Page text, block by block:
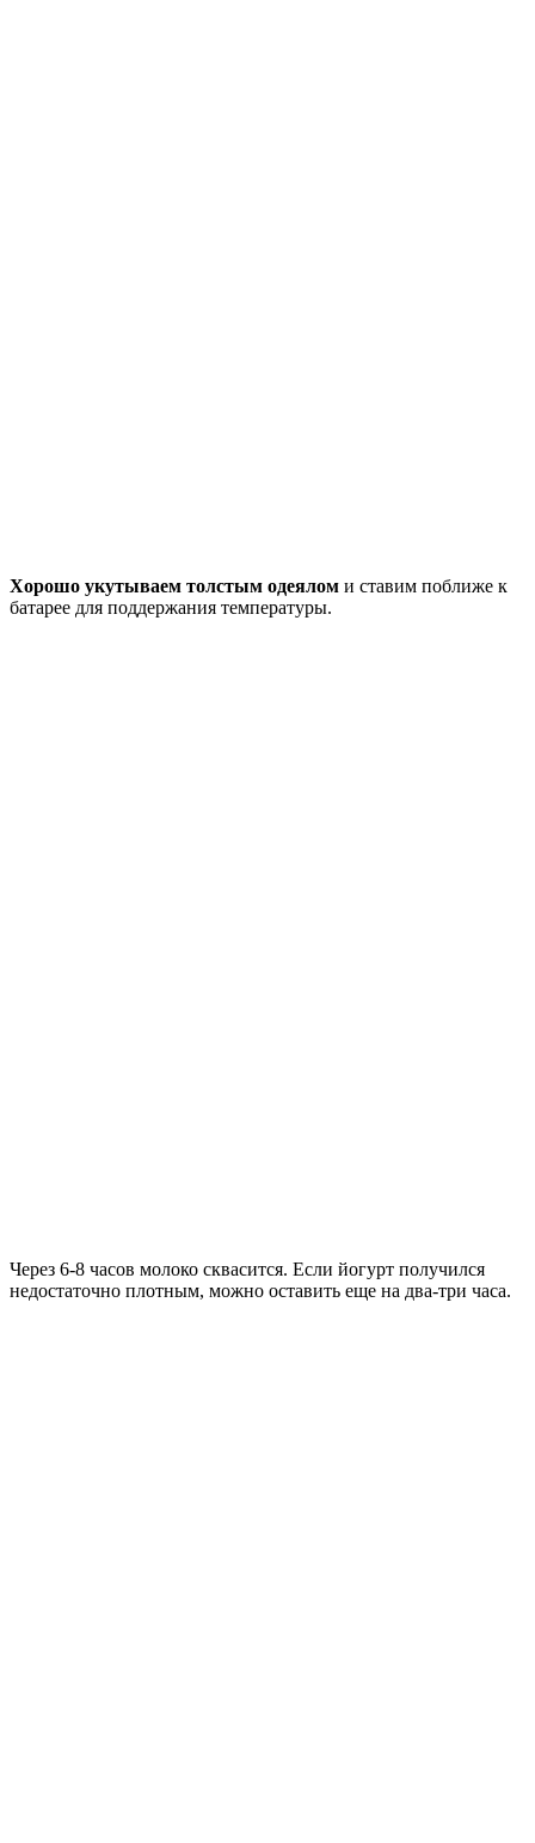
Хорошо укутываем толстым одеялом и ставим поближе к
батарее для поддержания температуры.
Через 6-8 часов молоко сквасится. Если йогурт получился
недостаточно плотным, можно оставить еще на два-три часа.